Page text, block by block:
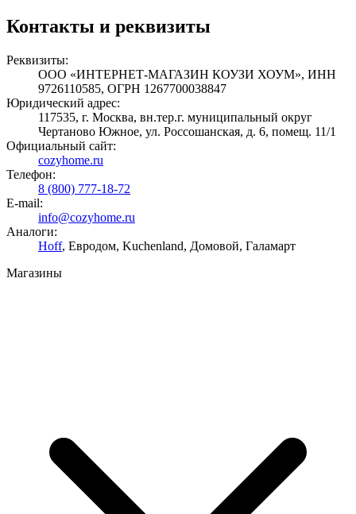
Контакты и реквизиты
Реквизиты:
ООО «ИНТЕРНЕТ-МАГАЗИН КОУЗИ ХОУМ», ИНН
9726110585, ОГРН 1267700038847
Юридический адрес:
117535, г. Москва, вн.тер.г. муниципальный округ
Чертаново Южное, ул. Россошанская, д. 6, помещ. 11/1
Официальный сайт:
cozyhome.ru
Телефон:
8 (800) 777-18-72
E-mail:
info@cozyhome.ru
Аналоги:
Hoff, Евродом, Kuchenland, Домовой, Галамарт
Магазины